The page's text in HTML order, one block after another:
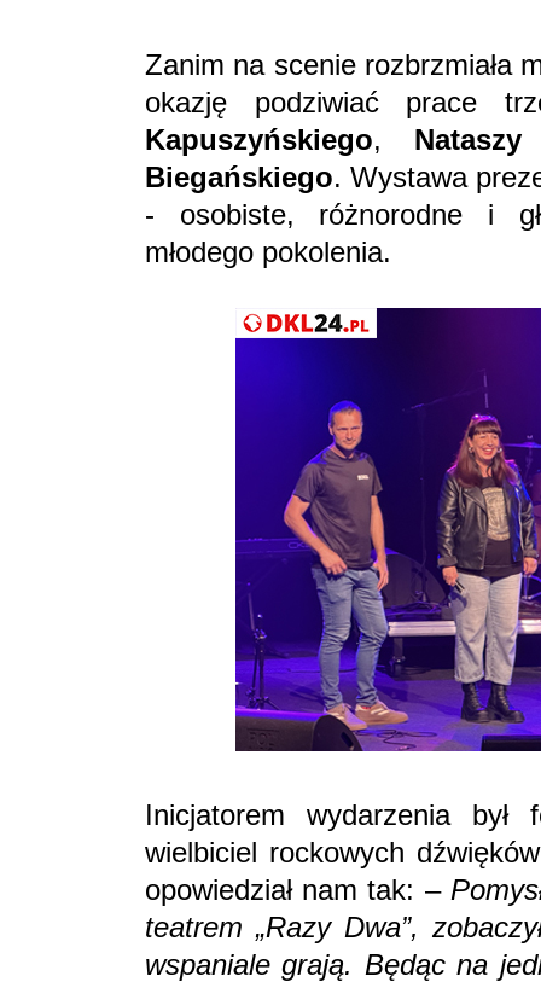
Zanim na scenie rozbrzmiała
okazję podziwiać prace
Kapuszyńskiego,
Biegańskiego. Wystawa
- osobiste, różnorodne i
młodego pokolenia.
Inicjatorem wydarzenia
wielbiciel rockowych dźwięków
opowiedział nam tak: –
teatrem „Razy Dwa”,
wspaniale grają. Będąc na